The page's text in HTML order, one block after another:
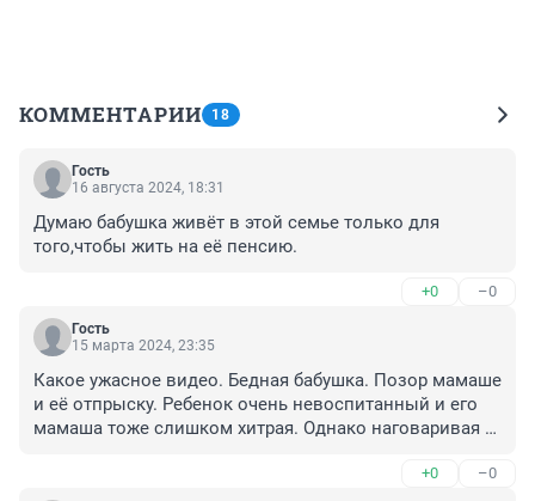
КОММЕНТАРИИ 18
Гость
16 августа 2024, 18:31
Думаю бабушка живёт в этой семье только для
того,чтобы жить на её пенсию.
+0 –0
Гость
15 марта 2024, 23:35
Какое ужасное видео. Бедная бабушка. Позор мамаше
и её отпрыску. Ребенок очень невоспитанный и его
мамаша тоже слишком хитрая. Однако наговаривая
получила бы в своей старости реальную деменцию.
+0 –0